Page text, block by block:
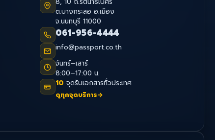
ต.บางกระสอ อ.เมือง
จ.นนทบุรี 11000
061-956-4444
info@passport.co.th
จันทร์–เสาร์
8:00–17:00 น.
10 จุดรับเอกสารทั่วประเทศ
ดูทุกจุดบริการ→